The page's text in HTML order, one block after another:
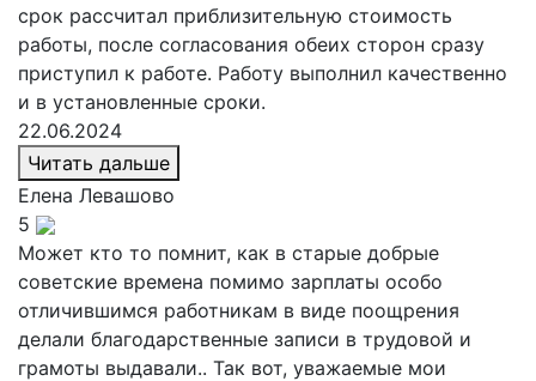
срок рассчитал приблизительную стоимость
работы, после согласования обеих сторон сразу
приступил к работе. Работу выполнил качественно
и в установленные сроки.
22.06.2024
Читать дальше
Елена Левашово
5
Может кто то помнит, как в старые добрые
советские времена помимо зарплаты особо
отличившимся работникам в виде поощрения
делали благодарственные записи в трудовой и
грамоты выдавали.. Так вот, уважаемые мои